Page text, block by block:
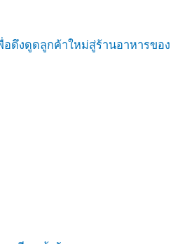
ดึงดูดลูกค้าใหม่สู่ร้านอาหารของ